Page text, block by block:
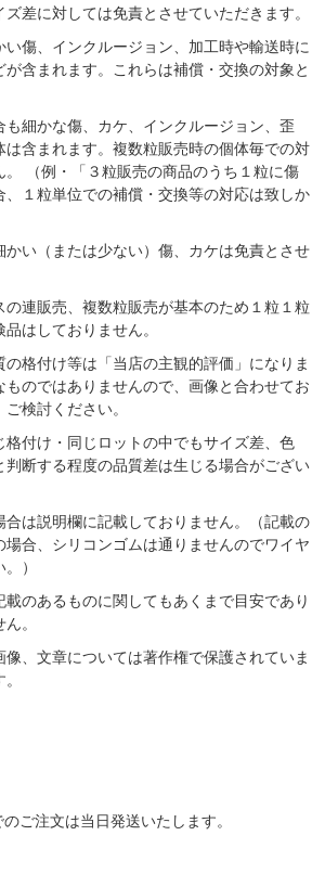
差に対しては免責とさせていただきます。
い傷、インクルージョン、加工時や輸送時に
が含まれます。これらは補償・交換の対象と
細かな傷、カケ、インクルージョン、歪
は含まれます。複数粒販売時の個体毎での対
。 （例・「３粒販売の商品のうち１粒に傷
、１粒単位での補償・交換等の対応は致しか
かい（または少ない）傷、カケは免責とさせ
の連販売、複数粒販売が基本のため１粒１粒
はしておりません。
格付け等は「当店の主観的評価」になりま
のではありませんので、画像と合わせてお
検討ください。
格付け・同じロットの中でもサイズ差、色
判断する程度の品質差は生じる場合がござい
合は説明欄に記載しておりません。（記載の
場合、シリコンゴムは通りませんのでワイヤ
）
載のあるものに関してもあくまで目安であり
。
像、文章については著作権で保護されていま
ご注文は当日発送いたします。